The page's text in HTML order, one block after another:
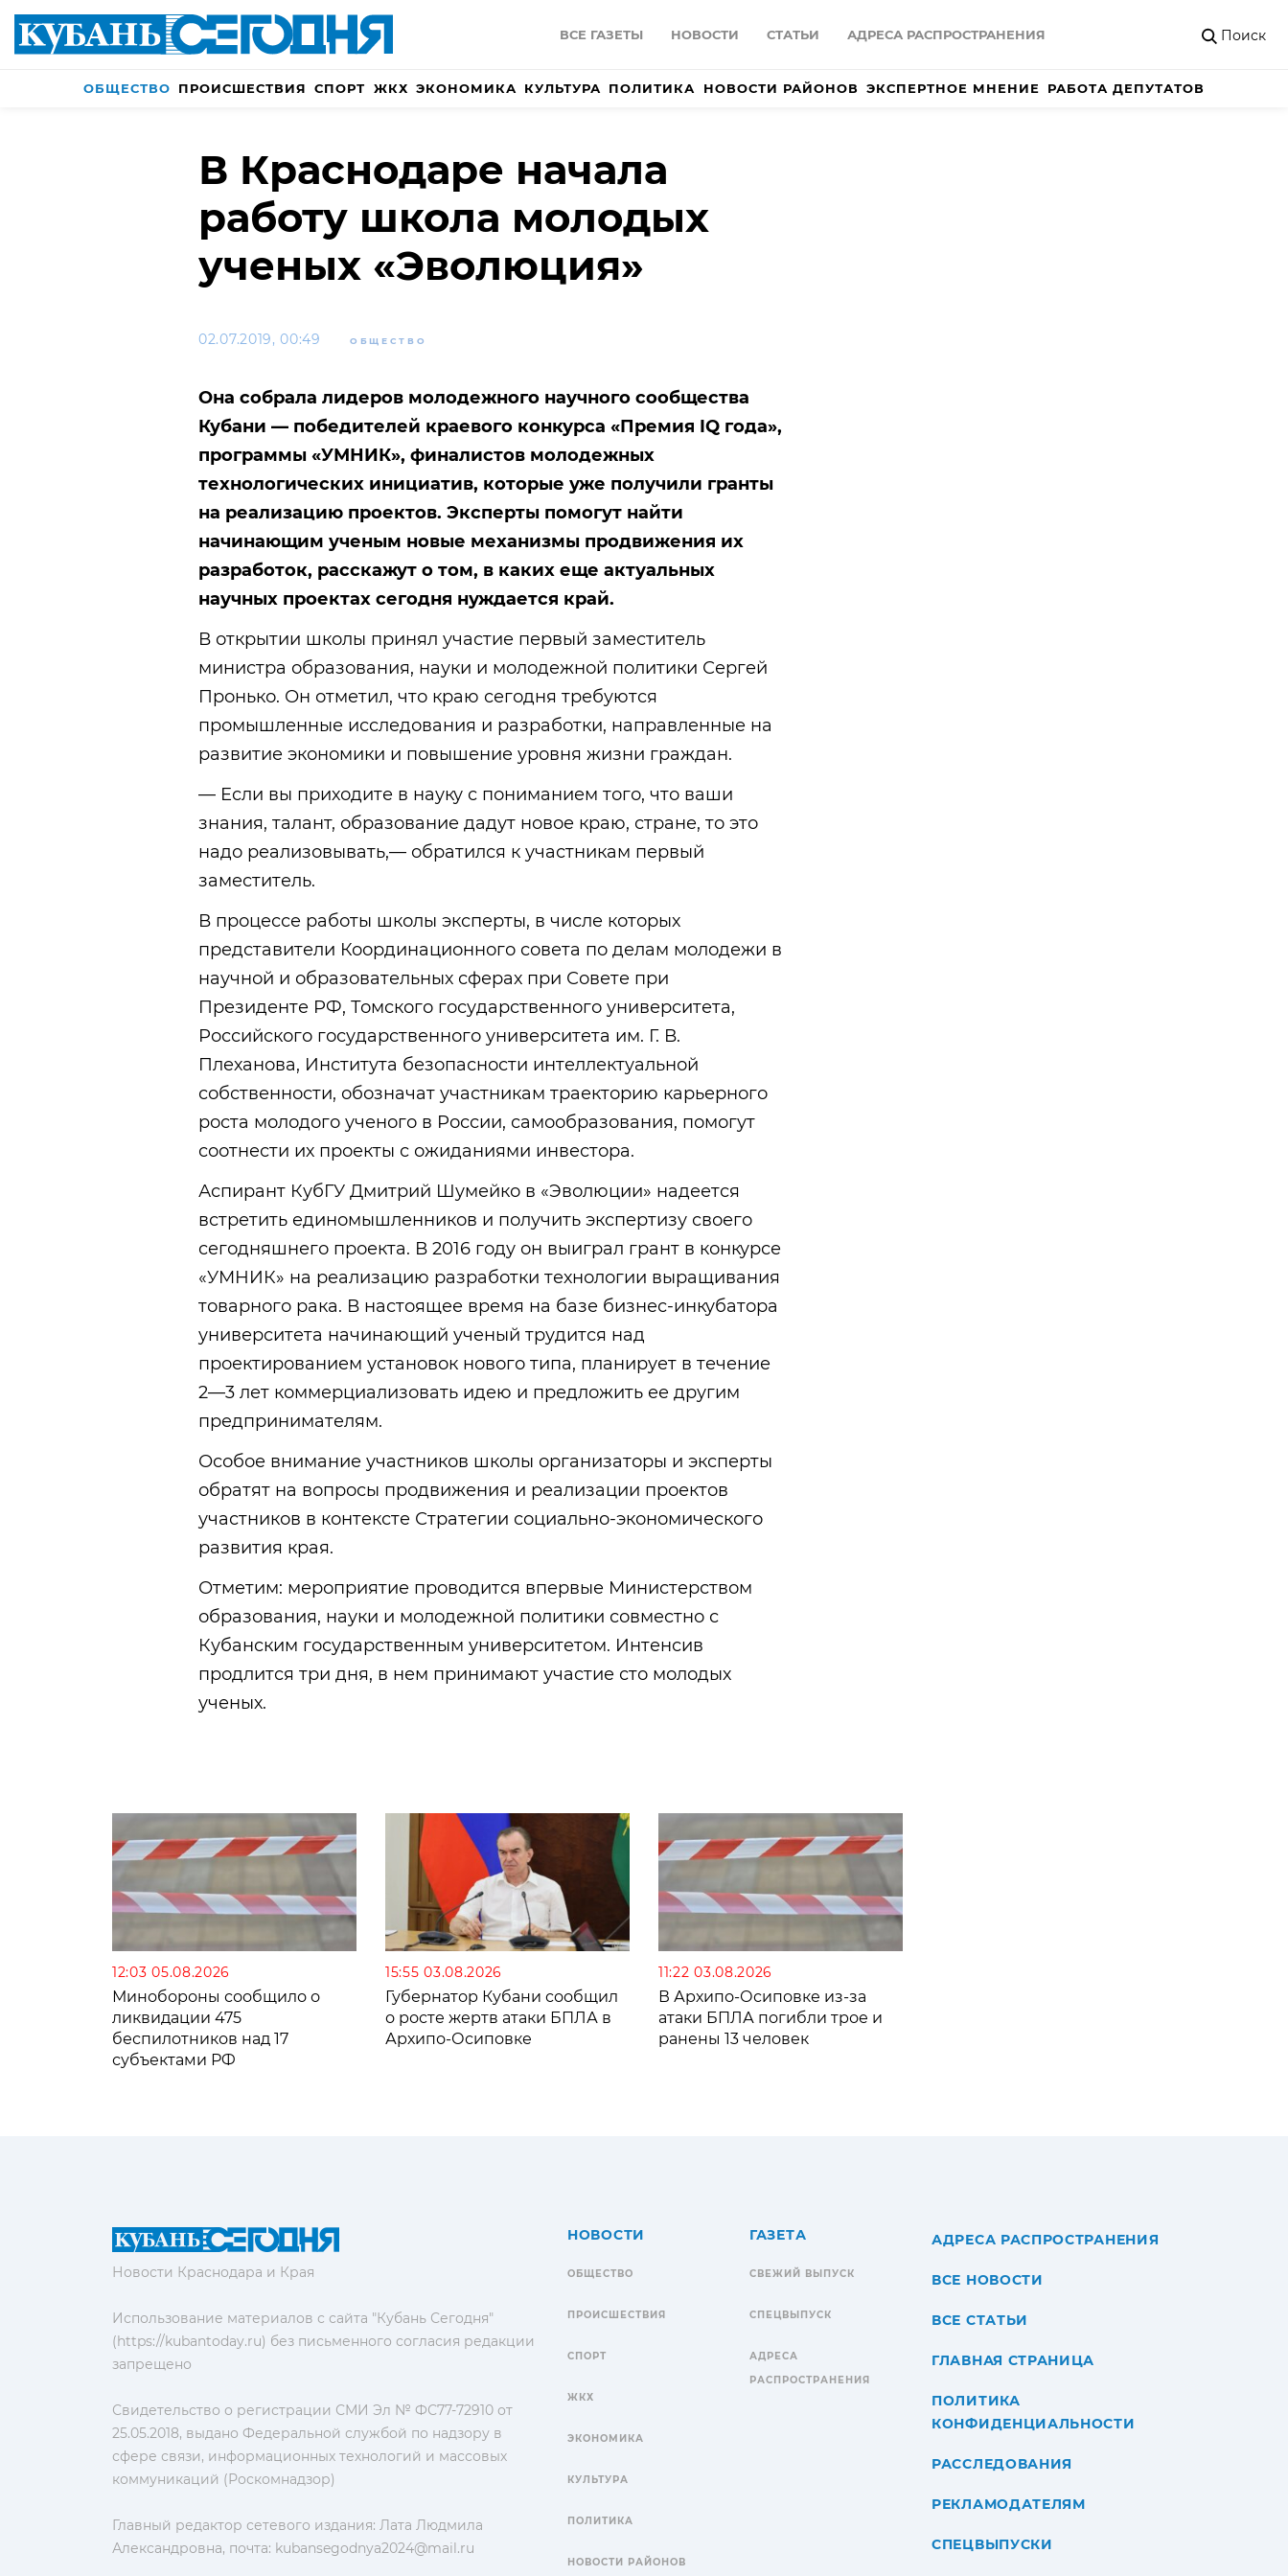
ВСЕ ГАЗЕТЫ НОВОСТИ СТАТЬИ АДРЕСА РАСПРОСТРАНЕНИЯ Поиск
ОБЩЕСТВО ПРОИСШЕСТВИЯ СПОРТ ЖКХ ЭКОНОМИКА КУЛЬТУРА ПОЛИТИКА НОВОСТИ РАЙОНОВ ЭКСПЕРТНОЕ МНЕНИЕ РАБОТА ДЕПУТАТОВ
В Краснодаре начала
работу школа молодых
ученых «Эволюция»
02.07.2019, 00:49 ОБЩЕСТВО
Она собрала лидеров молодежного научного сообщества
Кубани — победителей краевого конкурса «Премия IQ года»,
программы «УМНИК», финалистов молодежных
технологических инициатив, которые уже получили гранты
на реализацию проектов. Эксперты помогут найти
начинающим ученым новые механизмы продвижения их
разработок, расскажут о том, в каких еще актуальных
научных проектах сегодня нуждается край.
В открытии школы принял участие первый заместитель
министра образования, науки и молодежной политики Сергей
Пронько. Он отметил, что краю сегодня требуются
промышленные исследования и разработки, направленные на
развитие экономики и повышение уровня жизни граждан.
— Если вы приходите в науку с пониманием того, что ваши
знания, талант, образование дадут новое краю, стране, то это
надо реализовывать,— обратился к участникам первый
заместитель.
В процессе работы школы эксперты, в числе которых
представители Координационного совета по делам молодежи в
научной и образовательных сферах при Совете при
Президенте РФ, Томского государственного университета,
Российского государственного университета им. Г. В.
Плеханова, Института безопасности интеллектуальной
собственности, обозначат участникам траекторию карьерного
роста молодого ученого в России, самообразования, помогут
соотнести их проекты с ожиданиями инвестора.
Аспирант КубГУ Дмитрий Шумейко в «Эволюции» надеется
встретить единомышленников и получить экспертизу своего
сегодняшнего проекта. В 2016 году он выиграл грант в конкурсе
«УМНИК» на реализацию разработки технологии выращивания
товарного рака. В настоящее время на базе бизнес-инкубатора
университета начинающий ученый трудится над
проектированием установок нового типа, планирует в течение
2—3 лет коммерциализовать идею и предложить ее другим
предпринимателям.
Особое внимание участников школы организаторы и эксперты
обратят на вопросы продвижения и реализации проектов
участников в контексте Стратегии социально-экономического
развития края.
Отметим: мероприятие проводится впервые Министерством
образования, науки и молодежной политики совместно с
Кубанским государственным университетом. Интенсив
продлится три дня, в нем принимают участие сто молодых
ученых.
12:03 05.08.2026
Минобороны сообщило о
ликвидации 475
беспилотников над 17
субъектами РФ
15:55 03.08.2026
Губернатор Кубани сообщил
о росте жертв атаки БПЛА в
Архипо-Осиповке
11:22 03.08.2026
В Архипо-Осиповке из-за
атаки БПЛА погибли трое и
ранены 13 человек
Новости Краснодара и Края
Использование материалов с сайта "Кубань Сегодня"
(https://kubantoday.ru) без письменного согласия редакции
запрещено
Свидетельство о регистрации СМИ Эл № ФС77-72910 от
25.05.2018, выдано Федеральной службой по надзору в
сфере связи, информационных технологий и массовых
коммуникаций (Роскомнадзор)
Главный редактор сетевого издания: Лата Людмила
Александровна, почта: kubansegodnya2024@mail.ru
НОВОСТИ
ОБЩЕСТВО
ПРОИСШЕСТВИЯ
СПОРТ
ЖКХ
ЭКОНОМИКА
КУЛЬТУРА
ПОЛИТИКА
НОВОСТИ РАЙОНОВ
ГАЗЕТА
СВЕЖИЙ ВЫПУСК
СПЕЦВЫПУСК
АДРЕСА
РАСПРОСТРАНЕНИЯ
АДРЕСА РАСПРОСТРАНЕНИЯ
ВСЕ НОВОСТИ
ВСЕ СТАТЬИ
ГЛАВНАЯ СТРАНИЦА
ПОЛИТИКА
КОНФИДЕНЦИАЛЬНОСТИ
РАССЛЕДОВАНИЯ
РЕКЛАМОДАТЕЛЯМ
СПЕЦВЫПУСКИ